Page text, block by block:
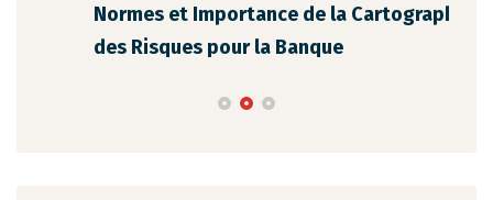
Normes et Importance de la Cartographie
des Risques pour la Banque